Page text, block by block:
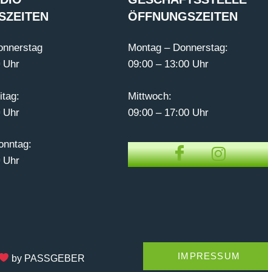
Uhr
Uhr
Uhr
ÖFFNUNGSZEITEN
Montag – Donnerstag:
09:00 – 13:00 Uhr
Mittwoch:
09:00 – 17:00 Uhr
by PASSGEBER IMPRESSUM